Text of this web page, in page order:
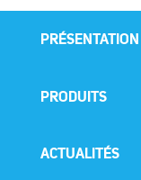
PRÉSENTATION
PRODUITS
ACTUALITÉS